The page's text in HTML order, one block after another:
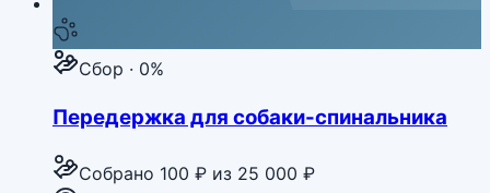
Сбор · 0%
Передержка для собаки-спинальника
Собрано 100 ₽ из 25 000 ₽